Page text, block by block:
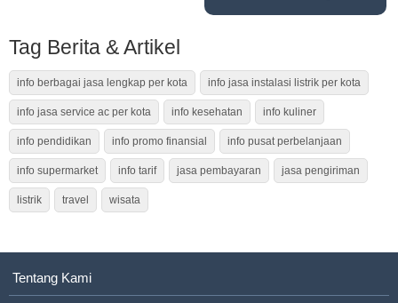
Tag Berita & Artikel
info berbagai jasa lengkap per kota info jasa instalasi listrik per kota
info jasa service ac per kota info kesehatan info kuliner
info pendidikan info promo finansial info pusat perbelanjaan
info supermarket info tarif jasa pembayaran jasa pengiriman
listrik travel wisata
Tentang Kami